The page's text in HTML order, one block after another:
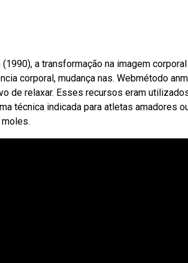
a transformação na imagem
corporal, mudança nas. Webmétodo
de relaxar. Esses recursos eram
técnica indicada para atletas amadores